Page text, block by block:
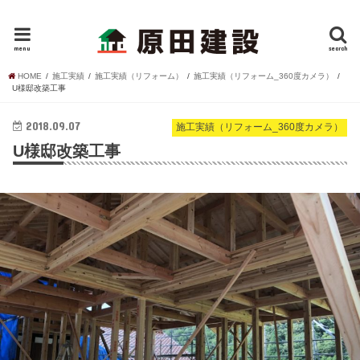
search
menu
HOME 施工実績 施工実績（リフォーム）
施工実績（リフォーム_360度カメラ）
U様邸改築工事
施工実績（リフォーム_360度カメラ）
2018.09.07
U様邸改築工事